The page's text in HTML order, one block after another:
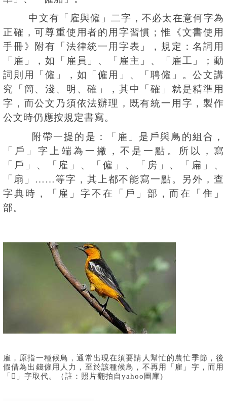
中文有「雇與僱」二字，不必太在意何字為
正確，可尊重使用者的用字習慣；惟《文書使用
手冊》附有「法律統一用字表」，規定：名詞用
「雇」，如「雇員」、「雇主」、「雇工」；動
詞則用「僱」，如「僱用」、「聘僱」。公文講
究「簡、淺、明、確」，其中「確」就是精準用
字，而公文乃須依法辦理，既有統一用字，製作
公文時仍應按規定書寫。
附帶一提的是：「雇」是戶與鳥的組合，
「戶」字上端為一撇，不是一點。所以，寫
「戶」、「雇」、「僱」、「房」、「扁」、
「扇」……等字，其上都不能寫一點。另外，查
字典時，「雇」字不在「戶」部，而在「隹」
部。
雇，原指一種候鳥，通常出現在須要請人幫忙的農忙季節，後
假借為出錢僱用人力，至於該種候鳥，不再用「雇」字，而用
「𪄮」字取代。
（註： 照片翻拍自yahoo圖庫)